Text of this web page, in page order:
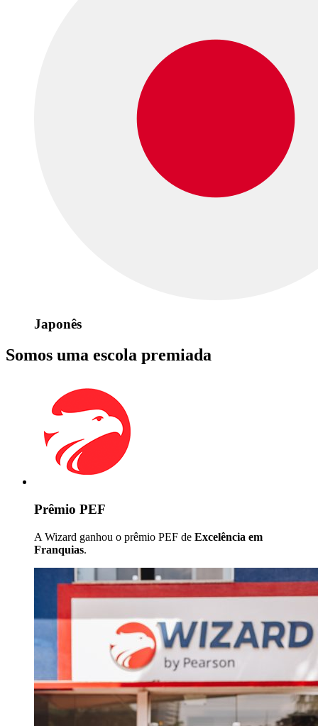
Japonês
Somos uma escola premiada
Prêmio PEF
A Wizard ganhou o prêmio PEF de Excelência em
Franquias.